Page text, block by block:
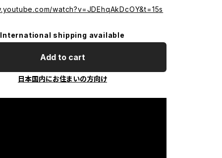
watch?v=JDEhqAkDcOY&t=15s
International shipping available
Add to cart
日本国内にお住まいの方向け